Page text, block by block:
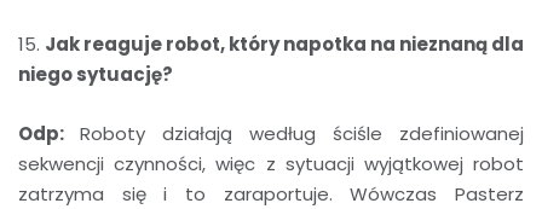
15. Jak reaguje robot, który napotka na nieznaną dla
niego sytuację?
Odp: Roboty działają według ściśle zdefiniowanej
sekwencji czynności, więc z sytuacji wyjątkowej robot
zatrzyma się i to zaraportuje. Wówczas Pasterz